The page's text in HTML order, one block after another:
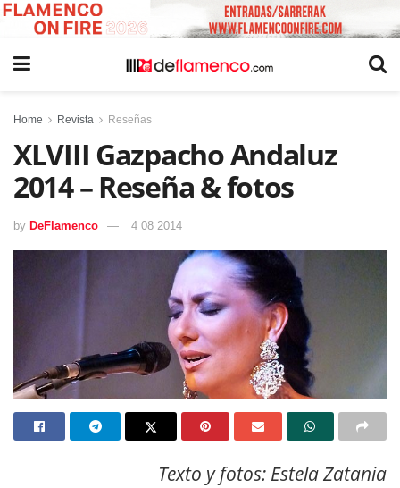
Home Revista Reseñas
XLVIII Gazpacho Andaluz
2014 – Reseña & fotos
by DeFlamenco 4 08 2014
Texto y fotos: Estela Zatania